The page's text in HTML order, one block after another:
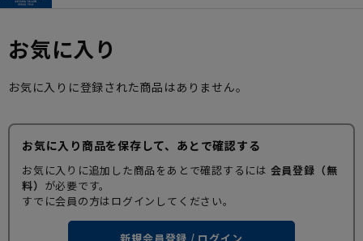
お気に入り
お気に入りに登録された商品はありません。
お気に入り商品を保存して、あとで確認する
お気に入りに追加した商品をあとで確認するには 会員登録（無
料） が必要です。
すでに会員の方はログインしてください。
新規会員登録 / ログイン